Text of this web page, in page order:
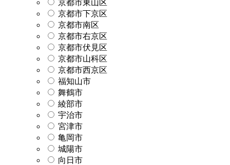
京都市東山区
京都市下京区
京都市南区
京都市右京区
京都市伏見区
京都市山科区
京都市西京区
福知山市
舞鶴市
綾部市
宇治市
宮津市
亀岡市
城陽市
向日市